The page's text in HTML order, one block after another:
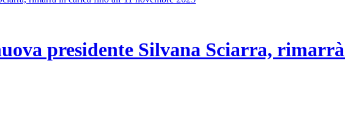
presidente Silvana Sciarra,